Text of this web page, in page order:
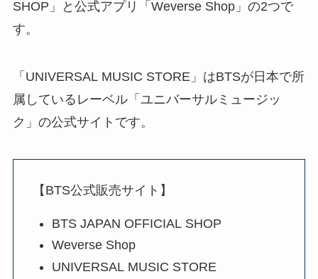
SHOP」と公式アプリ「Weverse Shop」の2つで
す。
「UNIVERSAL MUSIC STORE」はBTSが日本で所
属しているレーベル「ユニバーサルミュージッ
ク」の公式サイトです。
【BTS公式販売サイト】
BTS JAPAN OFFICIAL SHOP
Weverse Shop
UNIVERSAL MUSIC STORE